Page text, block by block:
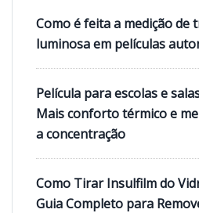
Como é feita a medição de
luminosa em películas
Película para escolas e
Mais conforto térmico e
a concentração
Como Tirar Insulfilm do
Guia Completo para